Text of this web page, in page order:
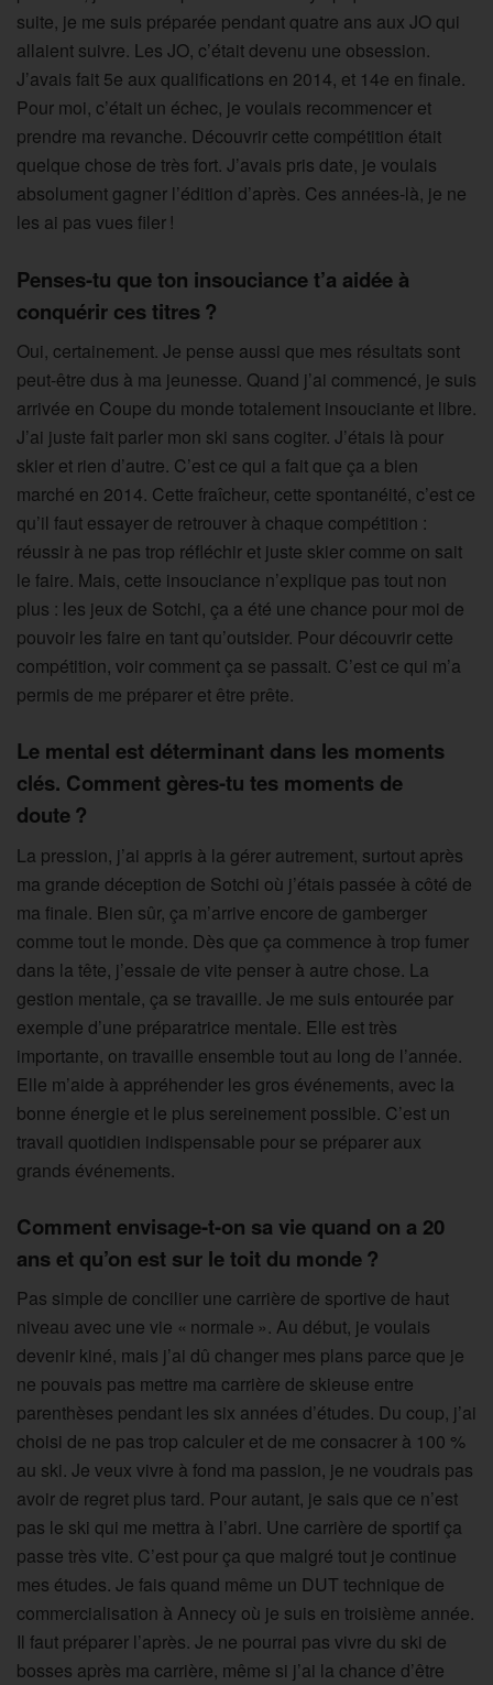
suite, je me suis préparée pendant quatre ans aux JO qui
allaient suivre. Les JO, c’était devenu une obsession.
J’avais fait 5e aux qualifications en 2014, et 14e en finale.
Pour moi, c’était un échec, je voulais recommencer et
prendre ma revanche. Découvrir cette compétition était
quelque chose de très fort. J’avais pris date, je voulais
absolument gagner l’édition d’après. Ces années-là, je ne
les ai pas vues filer !
Penses-tu que ton insouciance t’a aidée à
conquérir ces titres ?
Oui, certainement. Je pense aussi que mes résultats sont
peut-être dus à ma jeunesse. Quand j’ai commencé, je suis
arrivée en Coupe du monde totalement insouciante et libre.
J’ai juste fait parler mon ski sans cogiter. J’étais là pour
skier et rien d’autre. C’est ce qui a fait que ça a bien
marché en 2014. Cette fraîcheur, cette spontanéité, c’est ce
qu’il faut essayer de retrouver à chaque compétition :
réussir à ne pas trop réfléchir et juste skier comme on sait
le faire. Mais, cette insouciance n’explique pas tout non
plus : les jeux de Sotchi, ça a été une chance pour moi de
pouvoir les faire en tant qu’outsider. Pour découvrir cette
compétition, voir comment ça se passait. C’est ce qui m’a
permis de me préparer et être prête.
Le mental est déterminant dans les moments
clés. Comment gères-tu tes moments de
doute ?
La pression, j’ai appris à la gérer autrement, surtout après
ma grande déception de Sotchi où j’étais passée à côté de
ma finale. Bien sûr, ça m’arrive encore de gamberger
comme tout le monde. Dès que ça commence à trop fumer
dans la tête, j’essaie de vite penser à autre chose. La
gestion mentale, ça se travaille. Je me suis entourée par
exemple d’une préparatrice mentale. Elle est très
importante, on travaille ensemble tout au long de l’année.
Elle m’aide à appréhender les gros événements, avec la
bonne énergie et le plus sereinement possible. C’est un
travail quotidien indispensable pour se préparer aux
grands événements.
Comment envisage-t-on sa vie quand on a 20
ans et qu’on est sur le toit du monde ?
Pas simple de concilier une carrière de sportive de haut
niveau avec une vie « normale ». Au début, je voulais
devenir kiné, mais j’ai dû changer mes plans parce que je
ne pouvais pas mettre ma carrière de skieuse entre
parenthèses pendant les six années d’études. Du coup, j’ai
choisi de ne pas trop calculer et de me consacrer à 100 %
au ski. Je veux vivre à fond ma passion, je ne voudrais pas
avoir de regret plus tard. Pour autant, je sais que ce n’est
pas le ski qui me mettra à l’abri. Une carrière de sportif ça
passe très vite. C’est pour ça que malgré tout je continue
mes études. Je fais quand même un DUT technique de
commercialisation à Annecy où je suis en troisième année.
Il faut préparer l’après. Je ne pourrai pas vivre du ski de
bosses après ma carrière, même si j’ai la chance d’être